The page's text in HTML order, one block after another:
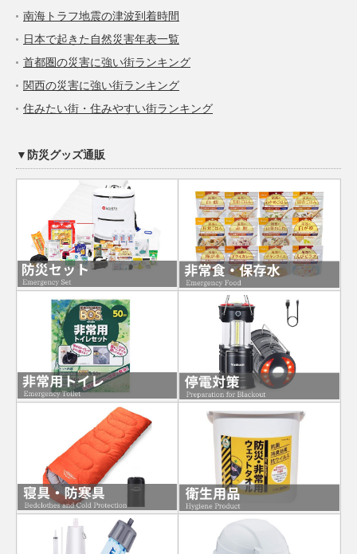
南海トラフ地震の津波到着時間
日本で起きた自然災害年表一覧
首都圏の災害に強い街ランキング
関西の災害に強い街ランキング
住みたい街・住みやすい街ランキング
▼防災グッズ通販